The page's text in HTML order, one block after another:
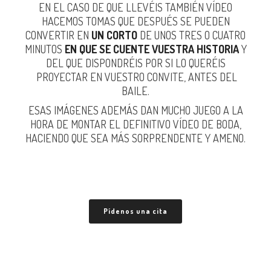
EN EL CASO DE QUE LLEVÉIS TAMBIÉN VÍDEO
HACEMOS TOMAS QUE DESPUÉS SE PUEDEN
CONVERTIR EN UN CORTO DE UNOS TRES O CUATRO
MINUTOS EN QUE SE CUENTE VUESTRA HISTORIAY
DEL QUE DISPONDRÉIS POR SI LO QUERÉIS
PROYECTAR EN VUESTRO CONVITE, ANTES DEL
BAILE.
ESAS IMÁGENES ADEMÁS DAN MUCHO JUEGO A LA
HORA DE MONTAR EL DEFINITIVO VÍDEO DE BODA,
HACIENDO QUE SEA MÁS SORPRENDENTE Y AMENO.
Pídenos una cita